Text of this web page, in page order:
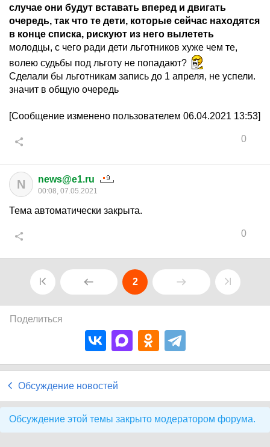
случае они будут вставать вперед и двигать
очередь, так что те дети, которые сейчас находятся
в конце списка, рискуют из него вылететь
молодцы, с чего ради дети льготников хуже чем те,
волею судьбы под льготу не попадают?
Сделали бы льготникам запись до 1 апреля, не успели.
значит в общую очередь
[Сообщение изменено пользователем 06.04.2021 13:53]
0
N news@e1.ru
00:08, 07.05.2021
Тема автоматически закрыта.
0
2
Поделиться
Обсуждение новостей
Обсуждение этой темы закрыто модератором форума.